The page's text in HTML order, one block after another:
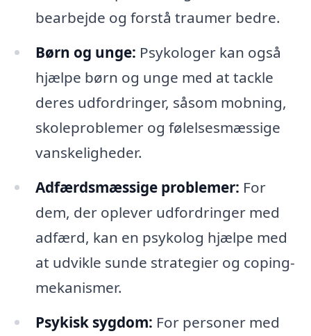
bearbejde og forstå traumer bedre.
Børn og unge: Psykologer kan også
hjælpe børn og unge med at tackle
deres udfordringer, såsom mobning,
skoleproblemer og følelsesmæssige
vanskeligheder.
Adfærdsmæssige problemer: For
dem, der oplever udfordringer med
adfærd, kan en psykolog hjælpe med
at udvikle sunde strategier og coping-
mekanismer.
Psykisk sygdom: For personer med